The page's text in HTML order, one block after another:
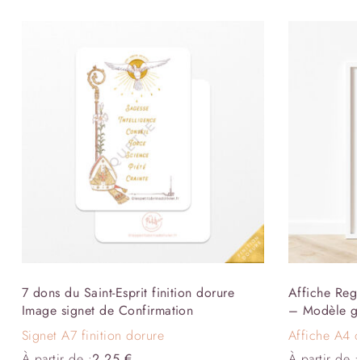
7 dons du Saint-Esprit finition dorure
Image signet de Confirmation
Signet A7 finition dorure
Affiche
– Modèle
Affiche A4